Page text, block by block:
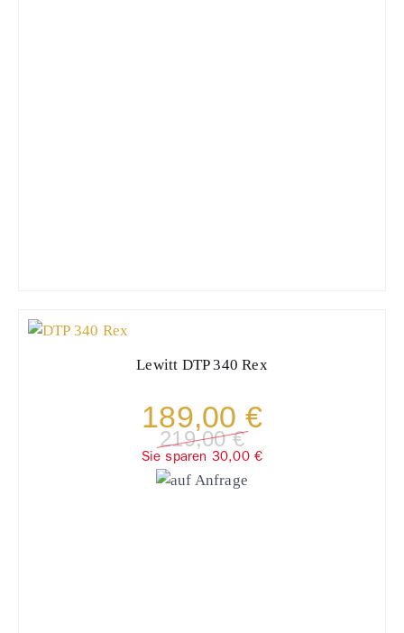
Lewitt DTP 340 Rex
189,00 €
219,00 €
Sie sparen 30,00 €